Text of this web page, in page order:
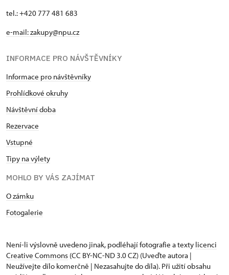
tel.: +420 777 481 683
e-mail: zakupy@npu.cz
INFORMACE PRO NÁVŠTĚVNÍKY
Informace pro návštěvníky
Prohlídkové okruhy
Návštěvní doba
Rezervace
Vstupné
Tipy na výlety
MOHLO BY VÁS ZAJÍMAT
O zámku
Fotogalerie
Není-li výslovně uvedeno jinak, podléhají fotografie a texty licenci
Creative Commons (CC BY-NC-ND 3.0 CZ) (Uveďte autora |
Neužívejte dílo komerčně | Nezasahujte do díla). Při užití obsahu